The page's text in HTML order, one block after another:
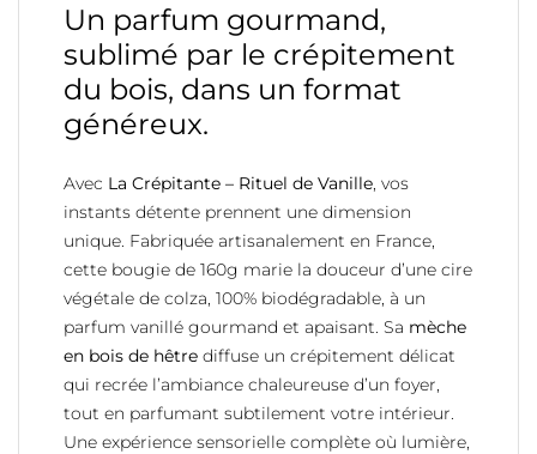
Un parfum gourmand,
sublimé par le crépitement
du bois, dans un format
généreux.
Avec La Crépitante – Rituel de Vanille, vos
instants détente prennent une dimension
unique. Fabriquée artisanalement en France,
cette bougie de 160g marie la douceur d’une cire
végétale de colza, 100% biodégradable, à un
parfum vanillé gourmand et apaisant. Sa mèche
en bois de hêtre diffuse un crépitement délicat
qui recrée l’ambiance chaleureuse d’un foyer,
tout en parfumant subtilement votre intérieur.
Une expérience sensorielle complète où lumière,